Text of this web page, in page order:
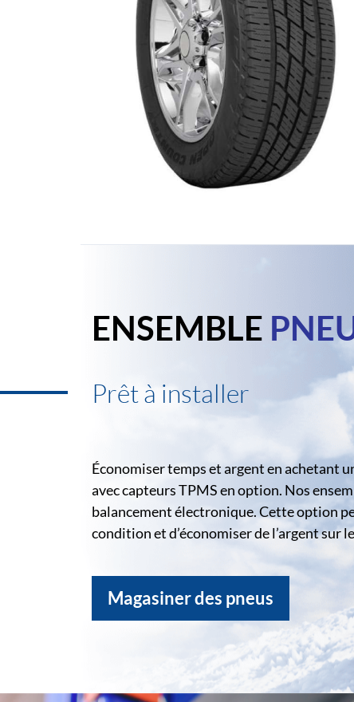
ENSEMBLE
Prêt à installer
Économiser temps et argent en achetant
avec capteurs TPMS en option. Nos
balancement électronique. Cette option
condition et d’économiser de l’argent sur
Magasiner des pneus